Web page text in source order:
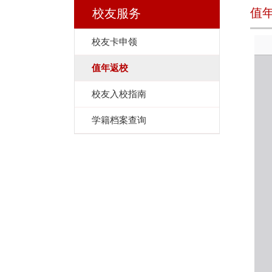
校友服务
校友卡申领
值年返校
校友入校指南
学籍档案查询
值